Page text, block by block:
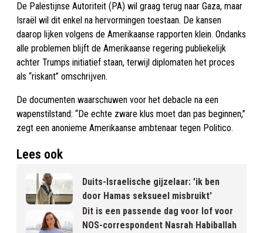
De Palestijnse Autoriteit (PA) wil graag terug naar Gaza, maar
Israël wil dit enkel na hervormingen toestaan. De kansen
daarop lijken volgens de Amerikaanse rapporten klein. Ondanks
alle problemen blijft de Amerikaanse regering publiekelijk
achter Trumps initiatief staan, terwijl diplomaten het proces
als “riskant” omschrijven.
De documenten waarschuwen voor het debacle na een
wapenstilstand: “De echte zware klus moet dan pas beginnen,”
zegt een anonieme Amerikaanse ambtenaar tegen Politico.
Lees ook
Duits-Israelische gijzelaar: 'ik ben
door Hamas seksueel misbruikt'
Dit is een passende dag voor lof voor
NOS-correspondent Nasrah Habiballah